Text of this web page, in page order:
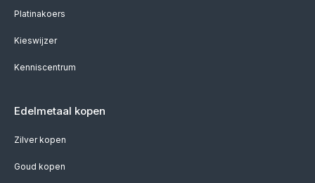
Platinakoers
Kieswijzer
Kenniscentrum
Edelmetaal kopen
Zilver kopen
Goud kopen